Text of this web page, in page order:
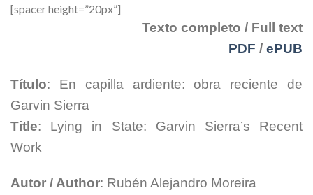
[spacer height=”20px”]
Texto completo / Full text
PDF / ePUB
Título: En capilla ardiente: obra reciente de
Garvin Sierra
Title: Lying in State: Garvin Sierra’s Recent
Work
Autor / Author: Rubén Alejandro Moreira